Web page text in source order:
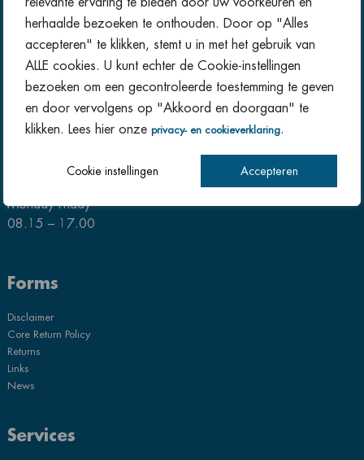
herhaalde bezoeken te onthouden. Door op "Alles
accepteren" te klikken, stemt u in met het gebruik van
ALLE cookies. U kunt echter de Cookie-instellingen
bezoeken om een gecontroleerde toestemming te geven
en door vervolgens op "Akkoord en doorgaan" te
klikken. Lees hier onze privacy- en cookieverklaring.
Cookie instellingen Accepteren
info@ganzeboom.net
Almelo
+31(0) 546 819 510
Opening hours
Monday Friday
08.15 – 17.00
Forms
Disclaimer
Core Return Policy
Returns
Links
News
Services